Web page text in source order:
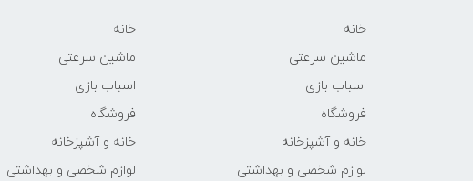
خانه
ماشین سرعتی
اسباب بازی
فروشگاه
خانه و آشپزخانه
لوازم شخصی و بهداشتی
خانه
ماشین سرعتی
اسباب بازی
فروشگاه
خانه و آشپزخانه
لوازم شخصی و بهداشتی